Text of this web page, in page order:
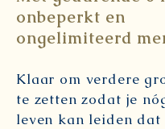
onbeperkt en
ongelimiteerd
Klaar om verdere
te zetten zodat je
leven kan leiden dat